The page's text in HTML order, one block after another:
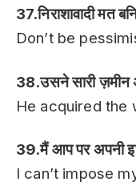
37.निराशावादी मत
Don’t be
38.उसने सारी ज़मीन
He acquired the
39.मैं आप पर अपनी
I can’t impose